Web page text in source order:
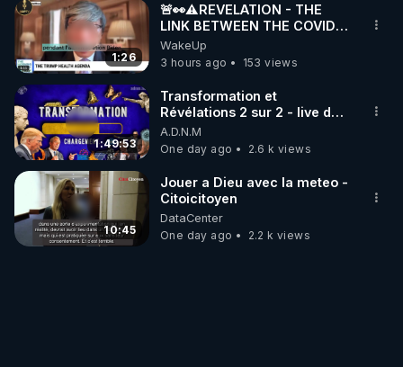
1:26
🚨👀⚠️REVELATION - THE
LINK BETWEEN THE COVID
VACCINE AND CANCER -LIEN
VACCIN COVID ET CANCER
WakeUp
3 hours ago
153 views
1:49:53
Transformation et
Révélations 2 sur 2 - live du
07/08/26
A.D.N.M
One day ago
2.6 k views
10:45
Jouer a Dieu avec la meteo -
Citoicitoyen
DataCenter
One day ago
2.2 k views